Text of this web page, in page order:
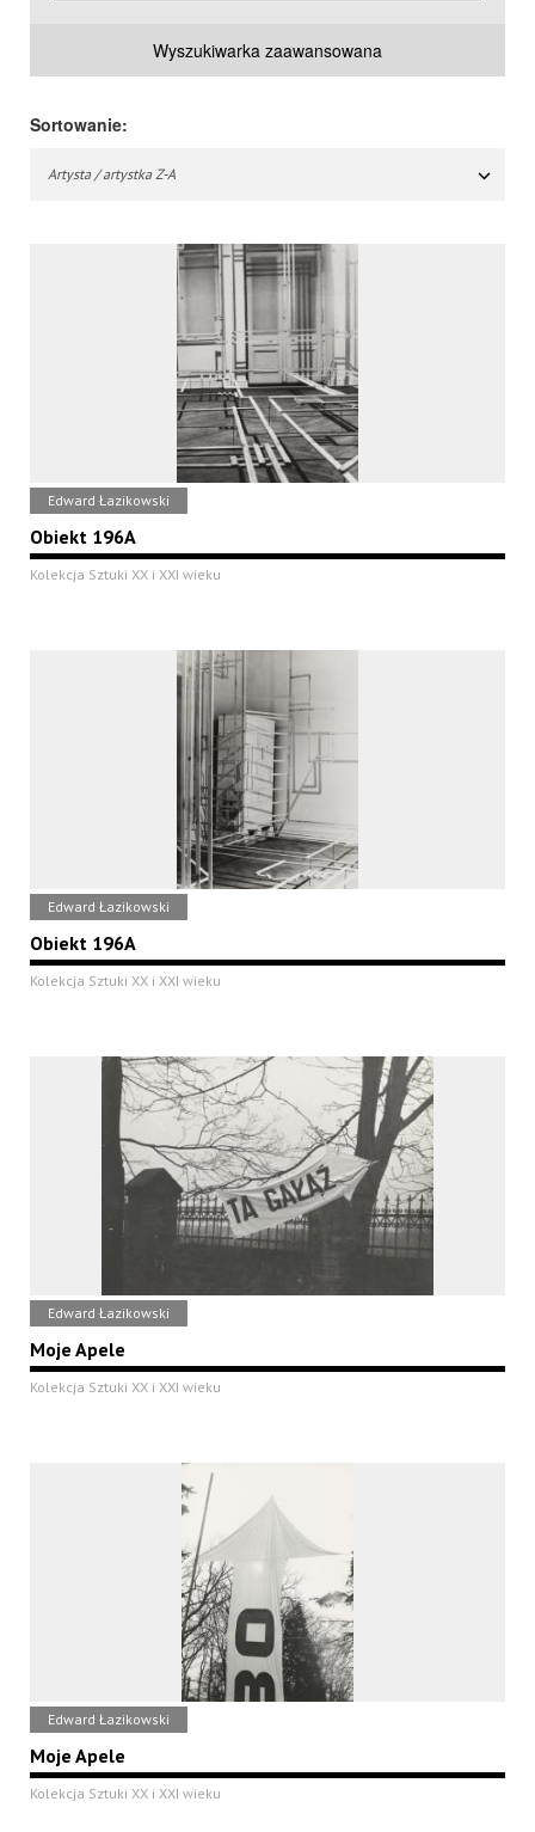
Wyszukiwarka zaawansowana
Sortowanie:
Artysta / artystka Z-A
Edward Łazikowski
Obiekt 196A
Kolekcja Sztuki XX i XXI wieku
Edward Łazikowski
Obiekt 196A
Kolekcja Sztuki XX i XXI wieku
Edward Łazikowski
Moje Apele
Kolekcja Sztuki XX i XXI wieku
Edward Łazikowski
Moje Apele
Kolekcja Sztuki XX i XXI wieku